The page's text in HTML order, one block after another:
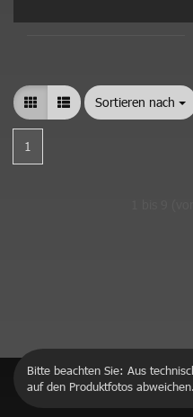
Sortieren nach
Sortieren nach
1
Bitte beachten Sie: Aus
auf den Produktfotos abweichen.